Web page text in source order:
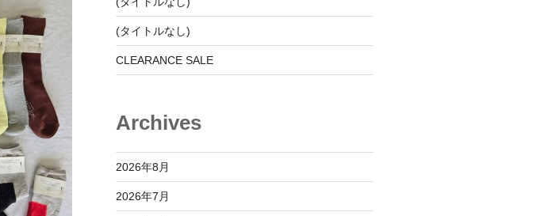
(タイトルなし)
CLEARANCE SALE
Archives
2026年8月
2026年7月